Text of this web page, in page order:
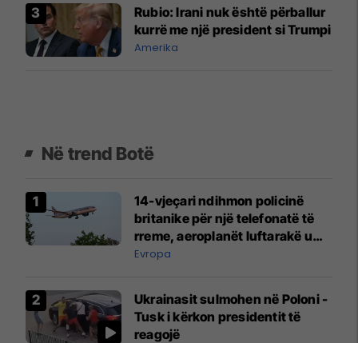
Rubio: Irani nuk është përballur
kurrë me një president si Trumpi
Amerika
Në trend Botë
14-vjeçari ndihmon policinë
britanike për një telefonatë të
rreme, aeroplanët luftarakë u
ngritën në ajër për të
Mançesterit
Evropa
Ukrainasit sulmohen në Poloni -
Tusk i kërkon presidentit të
reagojë